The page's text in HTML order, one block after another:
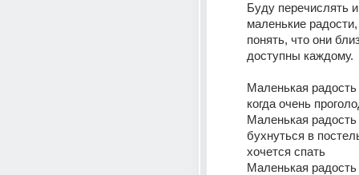
Буду перечислять
маленькие
понять, что они
доступны каждому.
Маленькая радость
когда очень
Маленькая радость
бухнуться в
хочется спать
Маленькая радость